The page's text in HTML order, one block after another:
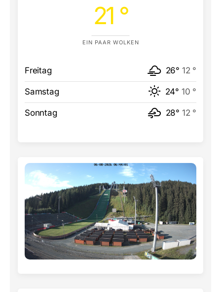
21 °
EIN PAAR WOLKEN
Freitag 26° 12 °
Samstag 24° 10 °
Sonntag 28° 12 °